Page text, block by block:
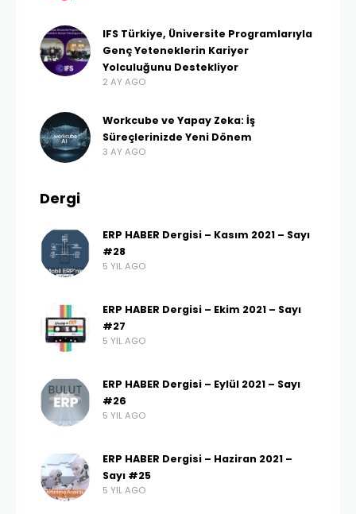
IFS Türkiye, Üniversite Programlarıyla
Genç Yeteneklerin Kariyer
Yolculuğunu Destekliyor
2 AY AGO
Workcube ve Yapay Zeka: İş
Süreçlerinizde Yeni Dönem
3 AY AGO
Dergi
ERP HABER Dergisi – Kasım 2021 – Sayı
#28
5 YIL AGO
ERP HABER Dergisi – Ekim 2021 – Sayı
#27
5 YIL AGO
ERP HABER Dergisi – Eylül 2021 – Sayı
#26
5 YIL AGO
ERP HABER Dergisi – Haziran 2021 –
Sayı #25
5 YIL AGO